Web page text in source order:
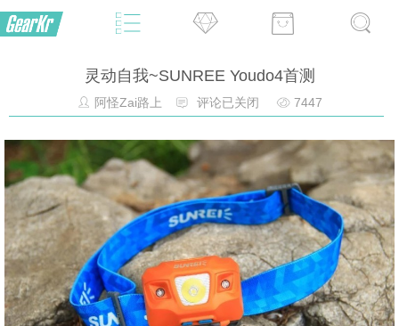
灵动自我~SUNREE Youdo4首测
阿怪Zai路上 评论已关闭 7447